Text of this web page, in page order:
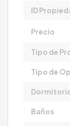
ID
Precio
Tipo de
Tipo de
Baños